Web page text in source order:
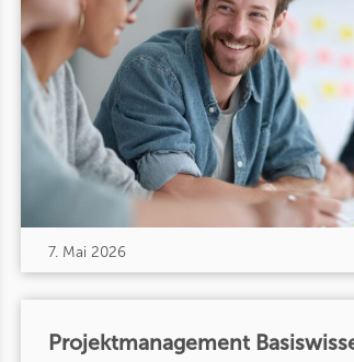
7. Mai 2026
Projektmanagement